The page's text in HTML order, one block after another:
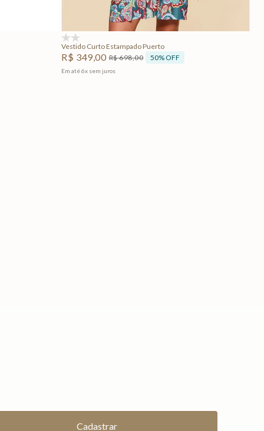
Adicionar na sacola
Vestido Curto Estampado Puerto
R$ 349,00 R$698,00 50% OFF
Em até6x sem juros